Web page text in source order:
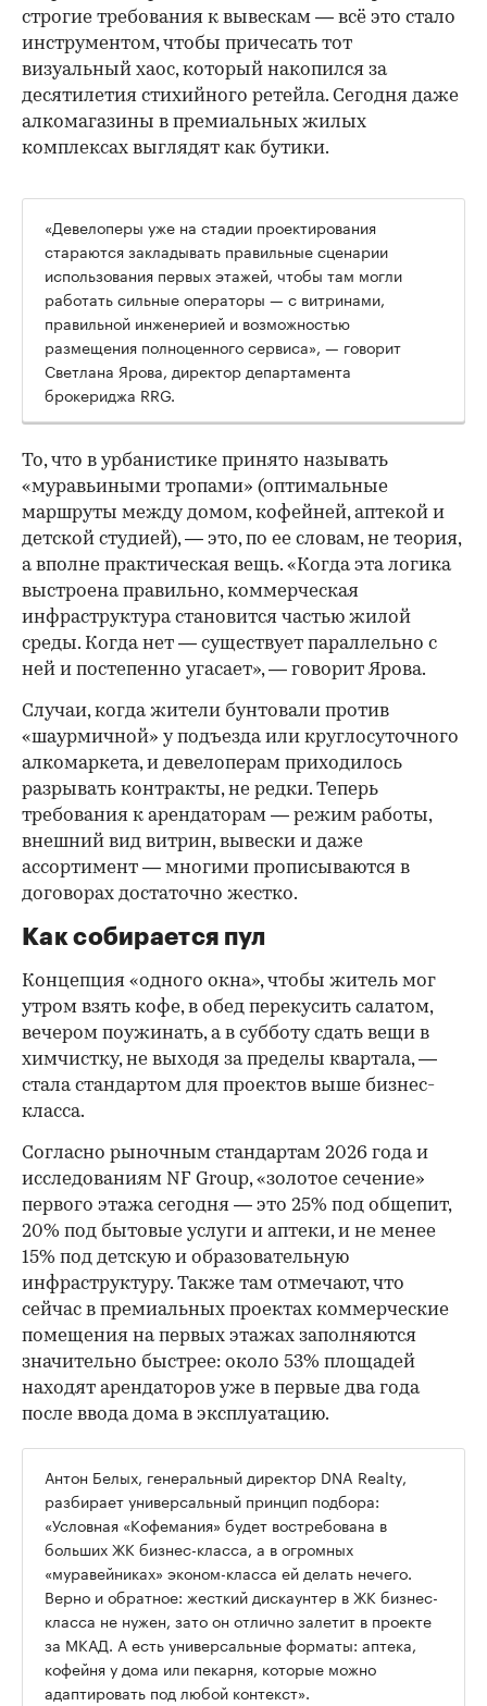
строгие требования к вывескам — всё это стало
инструментом, чтобы причесать тот
визуальный хаос, который накопился за
десятилетия стихийного ретейла. Сегодня даже
алкомагазины в премиальных жилых
комплексах выглядят как бутики.
00:00
«Девелоперы уже на стадии проектирования
стараются закладывать правильные сценарии
использования первых этажей, чтобы там могли
работать сильные операторы — с витринами,
правильной инженерией и возможностью
размещения полноценного сервиса», — говорит
Светлана Ярова, директор департамента
брокериджа RRG.
То, что в урбанистике принято называть
«муравьиными тропами» (оптимальные
маршруты между домом, кофейней, аптекой и
детской студией), — это, по ее словам, не теория,
а вполне практическая вещь. «Когда эта логика
выстроена правильно, коммерческая
инфраструктура становится частью жилой
среды. Когда нет — существует параллельно с
ней и постепенно угасает», — говорит Ярова.
Случаи, когда жители бунтовали против
«шаурмичной» у подъезда или круглосуточного
алкомаркета, и девелоперам приходилось
разрывать контракты, не редки. Теперь
требования к арендаторам — режим работы,
внешний вид витрин, вывески и даже
ассортимент — многими прописываются в
договорах достаточно жестко.
Как собирается пул
Концепция «одного окна», чтобы житель мог
утром взять кофе, в обед перекусить салатом,
вечером поужинать, а в субботу сдать вещи в
химчистку, не выходя за пределы квартала, —
стала стандартом для проектов выше бизнес-
класса.
Согласно рыночным стандартам 2026 года и
исследованиям NF Group, «золотое сечение»
первого этажа сегодня — это 25% под общепит,
20% под бытовые услуги и аптеки, и не менее
15% под детскую и образовательную
инфраструктуру. Также там отмечают, что
сейчас в премиальных проектах коммерческие
помещения на первых этажах заполняются
значительно быстрее: около 53% площадей
находят арендаторов уже в первые два года
после ввода дома в эксплуатацию.
Антон Белых, генеральный директор DNA Realty,
разбирает универсальный принцип подбора:
«Условная «Кофемания» будет востребована в
больших ЖК бизнес-класса, а в огромных
«муравейниках» эконом-класса ей делать нечего.
Верно и обратное: жесткий дискаунтер в ЖК бизнес-
класса не нужен, зато он отлично залетит в проекте
за МКАД. А есть универсальные форматы: аптека,
кофейня у дома или пекарня, которые можно
адаптировать под любой контекст».